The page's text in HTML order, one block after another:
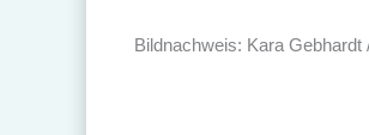
Bildnachweis: Kara